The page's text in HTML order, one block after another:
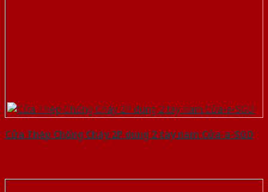
Cửa Thép Chống Cháy 2P dung 2 tay nam Cửa-a-SGD